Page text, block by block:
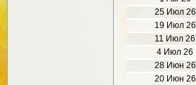
25 Июл 26
19 Июл 26
11 Июл 26
4 Июл 26
28 Июн 26
20 Июн 26